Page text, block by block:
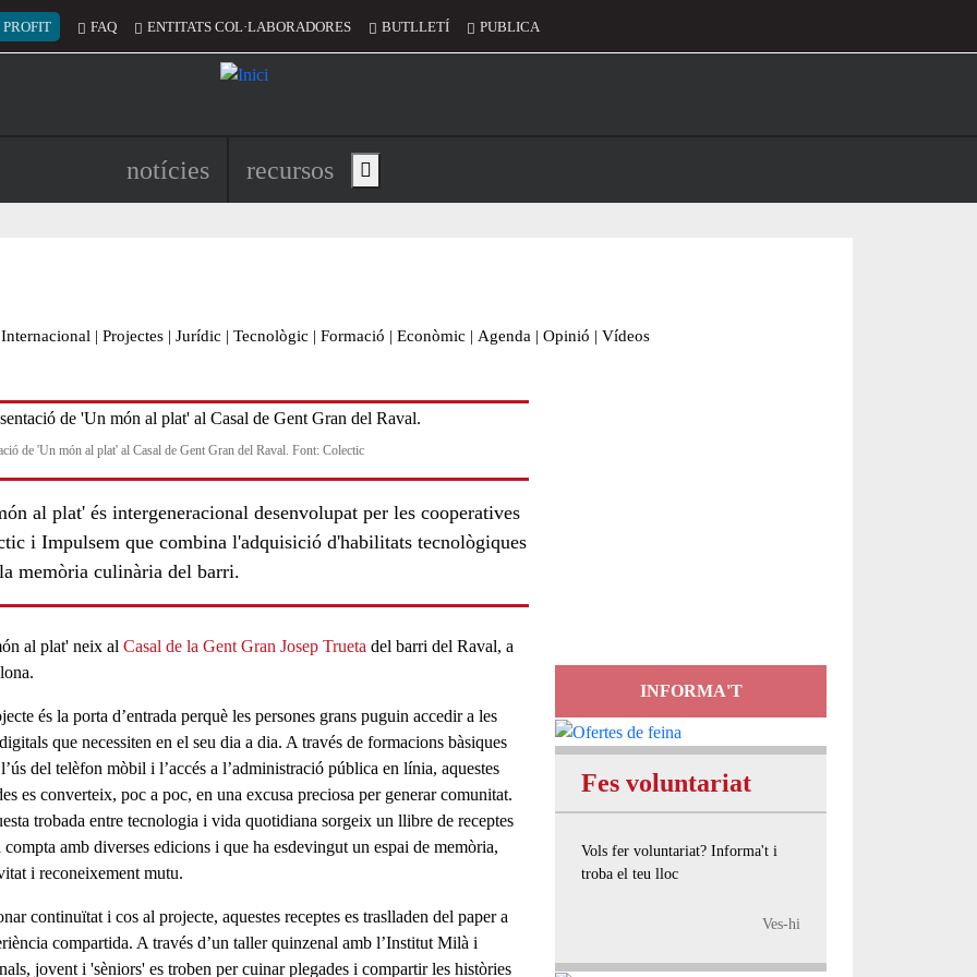
del compte d'usuari
PROFIT FAQ ENTITATS COL·LABORADORES BUTLLETÍ PUBLICA
Navegació principal de l'encapçalament
notícies recursos Show main menu
Internacional | Projectes | Jurídic | Tecnològic | Formació | Econòmic | Agenda | Opinió | Vídeos
de 'Un món al plat' al Casal de Gent Gran del Raval. Font: Colectic
al plat' és intergeneracional desenvolupat per les cooperatives
i Impulsem que combina l'adquisició d'habilitats tecnològiques
memòria culinària del barri.
al plat' neix al Casal de la Gent Gran Josep Trueta del barri del Raval, a
.
és la porta d’entrada perquè les persones grans puguin accedir a les
que necessiten en el seu dia a dia. A través de formacions bàsiques
del telèfon mòbil i l’accés a l’administració pública en línia, aquestes
es converteix, poc a poc, en una excusa preciosa per generar comunitat.
trobada entre tecnologia i vida quotidiana sorgeix un llibre de receptes
compta amb diverses edicions i que ha esdevingut un espai de memòria,
i reconeixement mutu.
continuïtat i cos al projecte, aquestes receptes es traslladen del paper a
compartida. A través d’un taller quinzenal amb l’Institut Milà i
, jovent i 'sèniors' es troben percuinar plegadesi compartir les històries
INFORMA'T
Fes voluntariat
Vols fer voluntariat? Informa't i
troba el teu lloc
Ves-hi